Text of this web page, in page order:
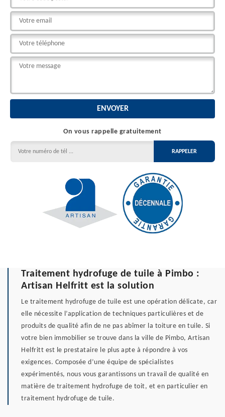
On vous rappelle gratuitement
Traitement hydrofuge de tuile à Pimbo :
Artisan Helfritt est la solution
Le traitement hydrofuge de tuile est une opération délicate, car
elle nécessite l’application de techniques particulières et de
produits de qualité afin de ne pas abîmer la toiture en tuile. Si
votre bien immobilier se trouve dans la ville de Pimbo, Artisan
Helfritt est le prestataire le plus apte à répondre à vos
exigences. Composée d’une équipe de spécialistes
expérimentés, nous vous garantissons un travail de qualité en
matière de traitement hydrofuge de toit, et en particulier en
traitement hydrofuge de tuile.